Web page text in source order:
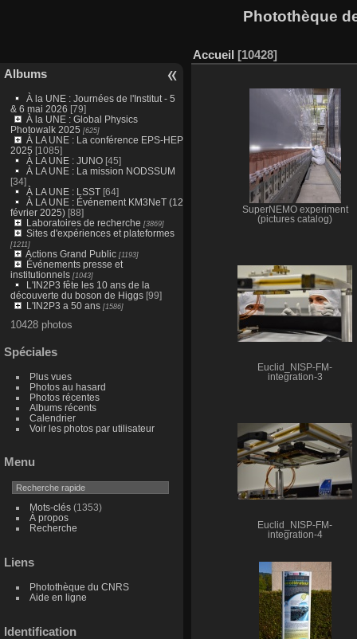
Photothèque
Albums
À la UNE : Journées de l'Institut - 5
& 6 mai 2026 [79]
À la UNE : Global Physics
Photowalk 2025 [625]
À LA UNE : La conférence EPS-HEP
2025 [1085]
À LA UNE : JUNO [45]
À LA UNE : La mission NODSSUM
[34]
À LA UNE : LSST[64]
À LA UNE : Événement KM3NeT (12
février 2025)[88]
Laboratoires de recherche [3869]
Sites d'expériences et plateformes
[1211]
Actions Grand Public[1193]
Événements presse et
institutionnels[1043]
L'IN2P3 fête les 10 ans de la
découverte du boson de Higgs[99]
L'IN2P3 a 50 ans[1586]
10428 photos
Spéciales
Plus vues
Photos au hasard
Photos récentes
Albums récents
Calendrier
Voir les photos par utilisateur
Menu
Mots-clés(1353)
À propos
Recherche
Liens
Photothèque du CNRS
Aide en ligne
Identification
Accueil 10428
SuperNEMO experiment
(pictures catalog)
Euclid_NISP-FM-
integration-3
Euclid_NISP-FM-
integration-4